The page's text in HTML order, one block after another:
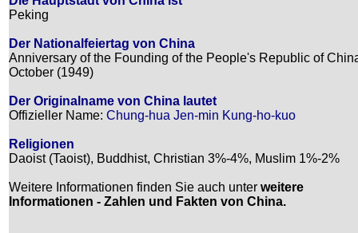
Peking
Der Nationalfeiertag von China
Anniversary of the Founding of the People's Republic of
October (1949)
Der Originalname von China lautet
Offizieller Name: Chung-hua Jen-min Kung-ho-kuo
Religionen
Daoist (Taoist), Buddhist, Christian 3%-4%, Muslim 1%-2%
Weitere Informationen finden Sie auch unter weitere
Informationen - Zahlen und Fakten von China.